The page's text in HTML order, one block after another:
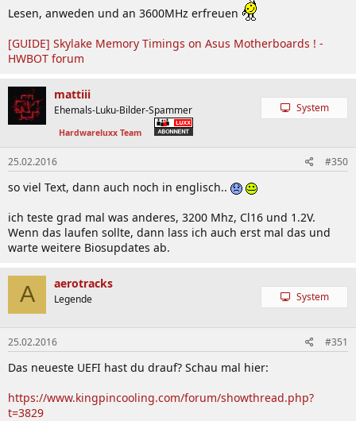
Lesen, anweden und an 3600MHz erfreuen
[GUIDE] Skylake Memory Timings on Asus Motherboards ! -
HWBOT forum
mattiii
Ehemals-Luku-Bilder-Spammer
Hardwareluxx Team
System
25.02.2016 #350
so viel Text, dann auch noch in englisch..
ich teste grad mal was anderes, 3200 Mhz, Cl16 und 1.2V.
Wenn das laufen sollte, dann lass ich auch erst mal das und
warte weitere Biosupdates ab.
A aerotracks
Legende System
25.02.2016 #351
Das neueste UEFI hast du drauf? Schau mal hier:
https://www.kingpincooling.com/forum/showthread.php?
t=3829